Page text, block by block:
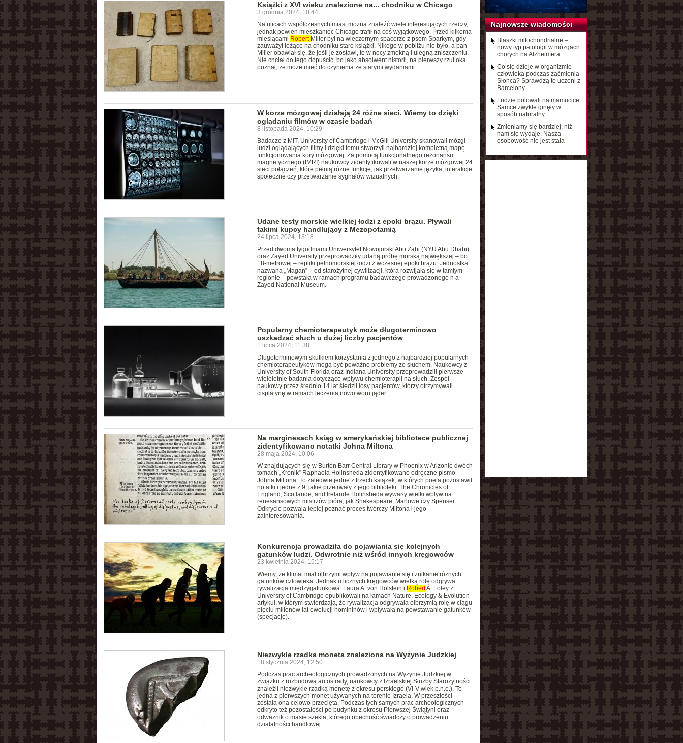
Książki z XVI wieku znalezione na... chodniku w Chicago
3 grudnia 2024, 10:44
Na ulicach współczesnych miast można znaleźć wiele interesujących rzeczy,
jednak pewien mieszkaniec Chicago trafił na coś wyjątkowego. Przed kilkoma
miesiącami Robert Miller był na wieczornym spacerze z psem Sparkym, gdy
zauważył leżące na chodniku stare książki. Nikogo w pobliżu nie było, a pan
Miller obawiał się, że jeśli je zostawi, to w nocy zmokną i ulegną zniszczeniu.
Nie chciał do tego dopuścić, bo jako absolwent historii, na pierwszy rzut oka
poznał, że może mieć do czynienia ze starymi wydaniami.
W korze mózgowej działają 24 różne sieci. Wiemy to dzięki
oglądaniu filmów w czasie badań
8 listopada 2024, 10:29
Badacze z MIT, University of Cambridge i McGill University skanowali mózgi
ludzi oglądających filmy i dzięki temu stworzyli najbardziej kompletną mapę
funkcjonowania kory mózgowej. Za pomocą funkcjonalnego rezonansu
magnetycznego (fMRI) naukowcy zidentyfikowali w naszej korze mózgowej 24
sieci połączeń, które pełnią różne funkcje, jak przetwarzanie języka, interakcje
społeczne czy przetwarzanie sygnałów wizualnych.
Udane testy morskie wielkiej łodzi z epoki brązu. Pływali
takimi kupcy handlujący z Mezopotamią
24 lipca 2024, 13:18
Przed dwoma tygodniami Uniwersytet Nowojorski Abu Zabi (NYU Abu Dhabi)
oraz Zayed University przeprowadziły udaną próbę morską największej – bo
18-metrowej – repliki pełnomorskiej łodzi z wczesnej epoki brązu. Jednostka
nazwana „Magan” – od starożytnej cywilizacji, która rozwijała się w tamtym
regionie – powstała w ramach programu badawczego prowadzonego n a
Zayed National Museum.
Popularny chemioterapeutyk może długoterminowo
uszkadzać słuch u dużej liczby pacjentów
1 lipca 2024, 11:38
Długoterminowym skutkiem korzystania z jednego z najbardziej popularnych
chemioterapeutyków mogą być poważne problemy ze słuchem. Naukowcy z
University of South Florida oraz Indiana University przeprowadzili pierwsze
wieloletnie badania dotyczące wpływu chemioterapii na słuch. Zespół
naukowy przez średnio 14 lat śledził losy pacjentów, którzy otrzymywali
cisplatynę w ramach leczenia nowotworu jąder.
Na marginesach ksiąg w amerykańskiej bibliotece publicznej
zidentyfikowano notatki Johna Miltona
28 maja 2024, 10:06
W znajdujących się w Burton Barr Central Library w Phoenix w Arizonie dwóch
tomach „Kronik” Raphaela Holinsheda zidentyfikowano odręczne pismo
Johna Miltona. To zaledwie jedne z trzech książek, w których poeta pozostawił
notatki i jedne z 9, jakie przetrwały z jego biblioteki. The Chronicles of
England, Scotlande, and Irelande Holinsheda wywarły wielki wpływ na
renesansowych mistrzów pióra, jak Shakespeare, Marlowe czy Spenser.
Odkrycie pozwala lepiej poznać proces twórczy Miltona i jego
zainteresowania.
Konkurencja prowadziła do pojawiania się kolejnych
gatunków ludzi. Odwrotnie niż wśród innych kręgowców
23 kwietnia 2024, 15:17
Wiemy, że klimat miał olbrzymi wpływ na pojawianie się i znikanie różnych
gatunków człowieka. Jednak u licznych kręgowców wielką rolę odgrywa
rywalizacja międzygatunkowa. Laura A. von Holstein i RobertA. Foley z
University of Cambridge opublikowali na łamach Nature. Ecology & Evolution
artykuł, w którym stwierdzają, że rywalizacja odgrywała olbrzymią rolę w ciągu
pięciu milionów lat ewolucji homininów i wpływała na powstawanie gatunków
(specjację).
Niezwykle rzadka moneta znaleziona na Wyżynie Judzkiej
18 stycznia 2024, 12:50
Podczas prac archeologicznych prowadzonych na Wyżynie Judzkiej w
związku z rozbudową autostrady, naukowcy z Izraelskiej Służby Starożytności
znaleźli niezwykle rzadką monetę z okresu perskiego (VI-V wiek p.n.e.). To
jedna z pierwszych monet używanych na terenie Izraela. W przeszłości
została ona celowo przecięta. Podczas tych samych prac archeologicznych
odkryto też pozostałości po budynku z okresu Pierwszej Świątyni oraz
odważnik o masie szekla, którego obecność świadczy o prowadzeniu
działalności handlowej.
Najnowsze wiadomości
Blaszki mitochondrialne –
nowy typ patologii w mózgach
chorych na Alzheimera
Co się dzieje w organizmie
człowieka podczas zaćmienia
Słońca? Sprawdzą to uczeni z
Barcelony
Ludzie polowali na mamucice.
Samce zwykle ginęły w
sposób naturalny
Zmieniamy się bardziej, niż
nam się wydaje. Nasza
osobowość nie jest stała